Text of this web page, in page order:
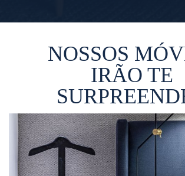
NOSSOS
IRÃO TE